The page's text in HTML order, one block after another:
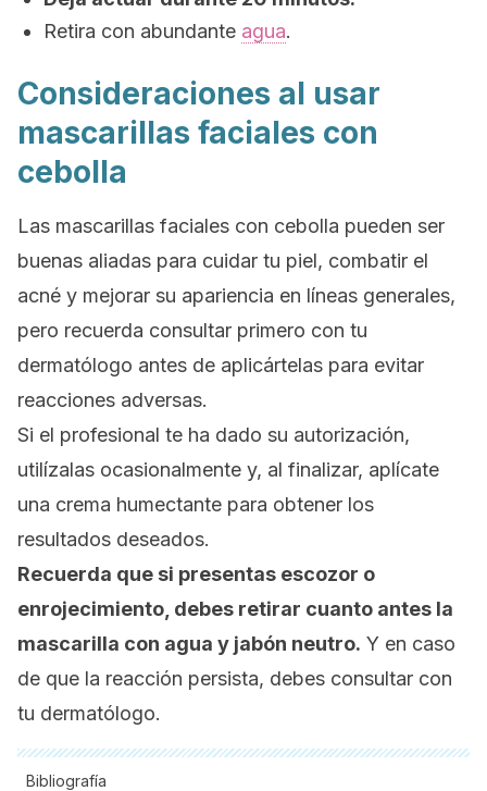
Retira con abundante agua.
Consideraciones al usar
mascarillas faciales con
cebolla
Las mascarillas faciales con cebolla pueden ser
buenas aliadas para cuidar tu piel, combatir el
acné y mejorar su apariencia en líneas generales,
pero recuerda consultar primero con tu
dermatólogo antes de aplicártelas para evitar
reacciones adversas.
Si el profesional te ha dado su autorización,
utilízalas ocasionalmente y, al finalizar, aplícate
una crema humectante para obtener los
resultados deseados.
Recuerda que si presentas escozor o
enrojecimiento, debes retirar cuanto antes la
mascarilla con agua y jabón neutro. Y en caso
de que la reacción persista, debes consultar con
tu dermatólogo.
Bibliografía